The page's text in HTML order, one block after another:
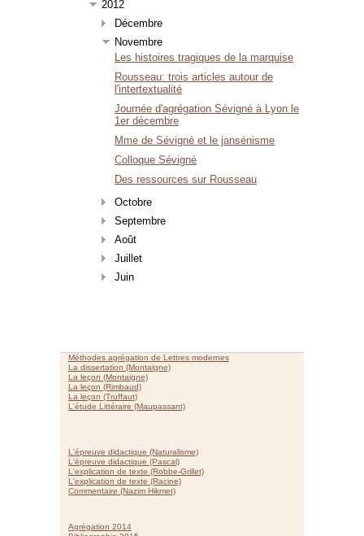
2012
Décembre
Novembre
Les histoires tragiques de la marquise
Rousseau: trois articles autour de
l'intertextualité
Journée d'agrégation Sévigné à Lyon le
1er décembre
Mme de Sévigné et le jansénisme
Colloque Sévigné
Des ressources sur Rousseau
Octobre
Septembre
Août
Juillet
Juin
Méthodes agrégation de Lettres modernes
La dissertation (Montaigne)
La leçon (Montaigne)
La leçon (Rimbaud)
La leçon (Truffaut)
L'étude Littéraire (Maupassant)
L'épreuve didactique (Naturalisme)
L'épreuve didactique (Pascal)
L'explication de texte (Robbe-Grillet)
L'explication de texte (Racine)
Commentaire (Nazim Hikmet)
Agrégation 2014